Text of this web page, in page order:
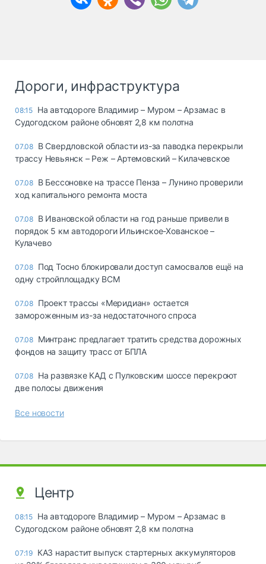
Дороги, инфраструктура
08:15 На автодороге Владимир – Муром – Арзамас в
Судогодском районе обновят 2,8 км полотна
07.08 В Свердловской области из-за паводка перекрыли
трассу Невьянск – Реж – Артемовский – Килачевское
07.08 В Бессоновке на трассе Пенза – Лунино проверили
ход капитального ремонта моста
07.08 В Ивановской области на год раньше привели в
порядок 5 км автодороги Ильинское-Хованское –
Кулачево
07.08 Под Тосно блокировали доступ самосвалов ещё на
одну стройплощадку ВСМ
07.08 Проект трассы «Меридиан» остается
замороженным из-за недостаточного спроса
07.08 Минтранс предлагает тратить средства дорожных
фондов на защиту трасс от БПЛА
07.08 На развязке КАД с Пулковским шоссе перекроют
две полосы движения
Все новости
Центр
08:15 На автодороге Владимир – Муром – Арзамас в
Судогодском районе обновят 2,8 км полотна
07:19 КАЗ нарастит выпуск стартерных аккумуляторов